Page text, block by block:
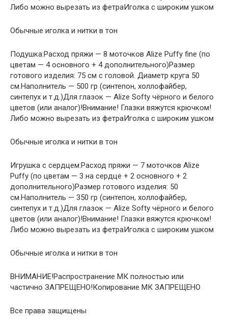
Либо можно вырезать из фетраИголка с широким ушком
Обычные иголка и нитки в тон
Подушка:Расход пряжи — 8 моточков Alize Puffy fine (по
цветам — 4 основного + 4 дополнительного)Размер
готового изделия: 75 см с головой. Диаметр круга 50
см.Наполнитель — 500 гр (синтепон, холлофайбер,
синтепух и т.д.)Для глазок — Alize Softy чёрного и белого
цветов (или аналог)!Внимание! Глазки вяжутся крючком!
Либо можно вырезать из фетраИголка с широким ушком
Обычные иголка и нитки в тон
Игрушка с сердцем:Расход пряжи — 7 моточков Alize
Puffy (по цветам — 3 на сердце + 2 основного + 2
дополнительного)Размер готового изделия: 50
см.Наполнитель — 350 гр (синтепон, холлофайбер,
синтепух и т.д.)Для глазок — Alize Softy чёрного и белого
цветов (или аналог)!Внимание! Глазки вяжутся крючком!
Либо можно вырезать из фетраИголка с широким ушком
Обычные иголка и нитки в тон
ВНИМАНИЕ!Распространение МК полностью или
частично ЗАПРЕЩЕНО!Копирование МК ЗАПРЕЩЕНО
Все права защищены